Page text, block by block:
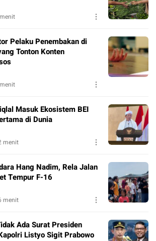
Pelaku Penembakan di
Tonton Konten
Masuk Ekosistem BEI
di Dunia
menit
Hang Nadim, Rela Jalan
Tempur F-16
menit
Ada Surat Presiden
Listyo Sigit Prabowo